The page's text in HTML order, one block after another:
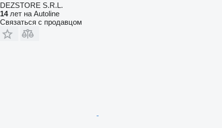
DEZSTORE S.R.L.
14лет на Autoline
Связаться с продавцом